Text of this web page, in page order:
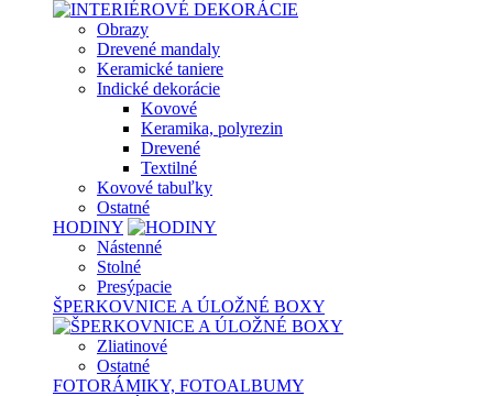
Obrazy
Drevené mandaly
Keramické taniere
Indické dekorácie
Kovové
Keramika, polyrezin
Drevené
Textilné
Kovové tabuľky
Ostatné
HODINY
Nástenné
Stolné
Presýpacie
ŠPERKOVNICE A ÚLOŽNÉ BOXY
Zliatinové
Ostatné
FOTORÁMIKY, FOTOALBUMY